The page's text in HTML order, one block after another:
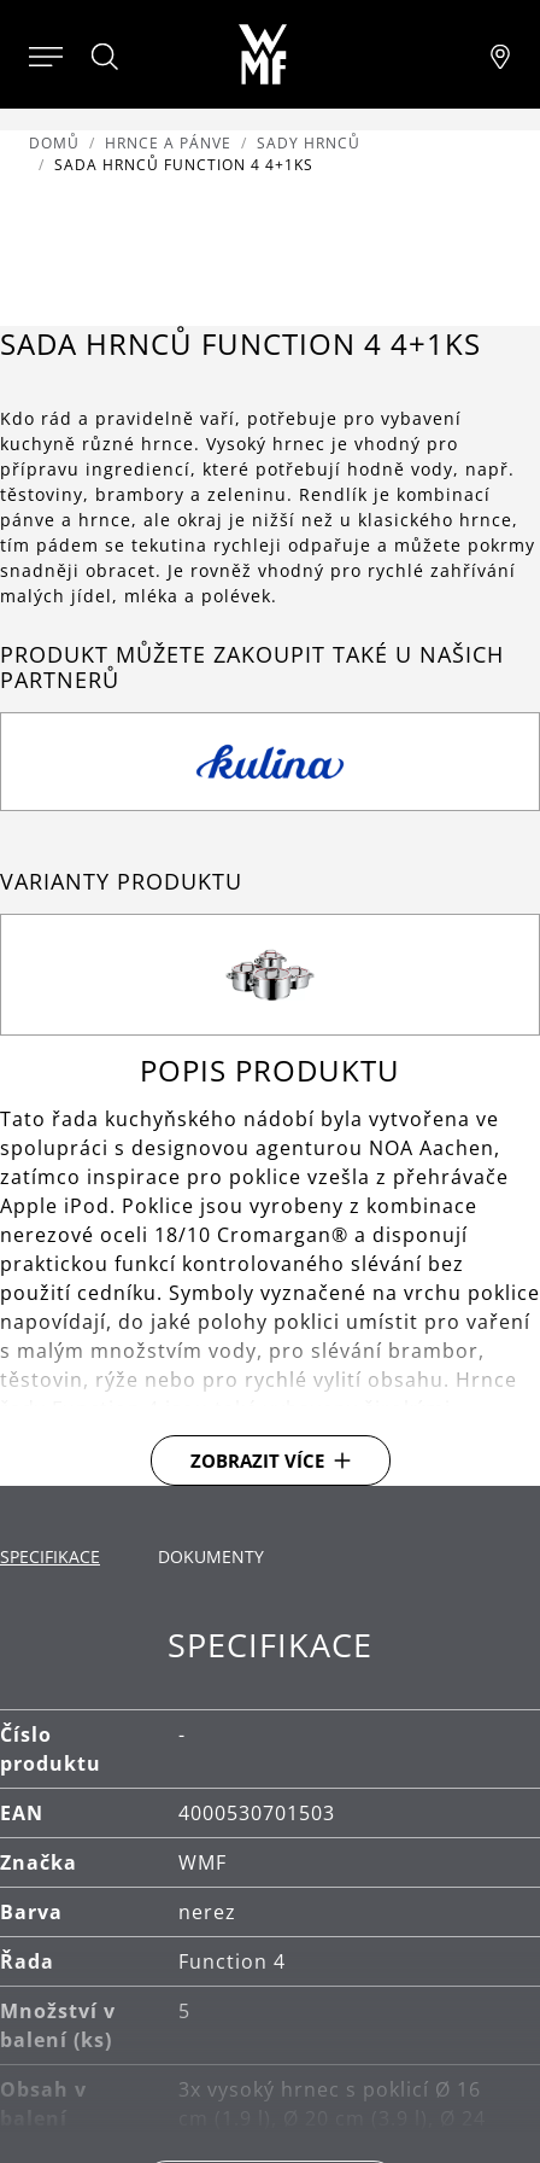
DOMŮ HRNCE A PÁNVE
SADY HRNCŮ
SADA HRNCŮ FUNCTION 4 4+1KS
SADA HRNCŮ FUNCTION 4 4+1KS
Kdo rád a pravidelně vaří, potřebuje pro vybavení
kuchyně různé hrnce. Vysoký hrnec je vhodný pro
přípravu ingrediencí, které potřebují hodně vody, např.
těstoviny, brambory a zeleninu. Rendlík je kombinací
pánve a hrnce, ale okraj je nižší než u klasického hrnce,
tím pádem se tekutina rychleji odpařuje a můžete pokrmy
snadněji obracet. Je rovněž vhodný pro rychlé zahřívání
malých jídel, mléka a polévek.
PRODUKT MŮŽETE ZAKOUPIT TAKÉ U NAŠICH
PARTNERŮ
VARIANTY PRODUKTU
POPIS PRODUKTU
Tato řada kuchyňského nádobí byla vytvořena ve
spolupráci s designovou agenturou NOA Aachen,
zatímco inspirace pro poklice vzešla z přehrávače
Apple iPod. Poklice jsou vyrobeny z kombinace
nerezové oceli 18/10 Cromargan® a disponují
praktickou funkcí kontrolovaného slévání bez
použití cedníku. Symboly vyznačené na vrchu poklice
napovídají, do jaké polohy poklici umístit pro vaření
s malým množstvím vody, pro slévání brambor,
těstovin, rýže nebo pro rychlé vylití obsahu. Hrnce
zahnutými okraji pro snadné vylévání.
Použití: vhodné pro všechny typy varných desek,
Materiál: nerezová ocel Cromargan®, která je
odolná vůči kyselinám, korozi a extrémně odolná
proti poškrábání.
Čištění: lze mýt v myčce.
ZOBRAZIT VÍCE
SPECIFIKACE DOKUMENTY
SPECIFIKACE
Číslo
produktu
-
EAN
4000530701503
Značka
WMF
Barva
nerez
Řada
Function 4
Množství v
balení (ks)
5
Obsah v
3x vysoký hrnec s poklicí Ø 16